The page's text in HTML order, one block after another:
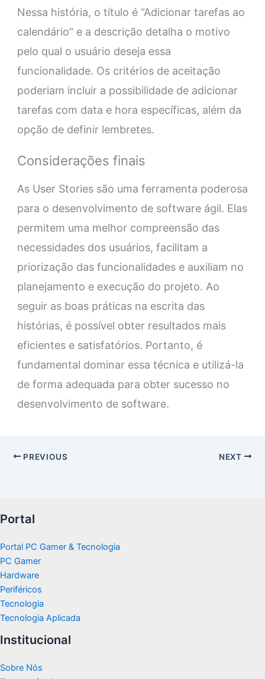
Nessa história, o título é “Adicionar tarefas ao
calendário” e a descrição detalha o motivo
pelo qual o usuário deseja essa
funcionalidade. Os critérios de aceitação
poderiam incluir a possibilidade de adicionar
tarefas com data e hora específicas, além da
opção de definir lembretes.
Considerações finais
As User Stories são uma ferramenta poderosa
para o desenvolvimento de software ágil. Elas
permitem uma melhor compreensão das
necessidades dos usuários, facilitam a
priorização das funcionalidades e auxiliam no
planejamento e execução do projeto. Ao
seguir as boas práticas na escrita das
histórias, é possível obter resultados mais
eficientes e satisfatórios. Portanto, é
fundamental dominar essa técnica e utilizá-la
de forma adequada para obter sucesso no
desenvolvimento de software.
PREVIOUS NEXT
Portal
Portal PC Gamer & Tecnologia
PC Gamer
Hardware
Periféricos
Tecnologia
Tecnologia Aplicada
Institucional
Sobre Nós